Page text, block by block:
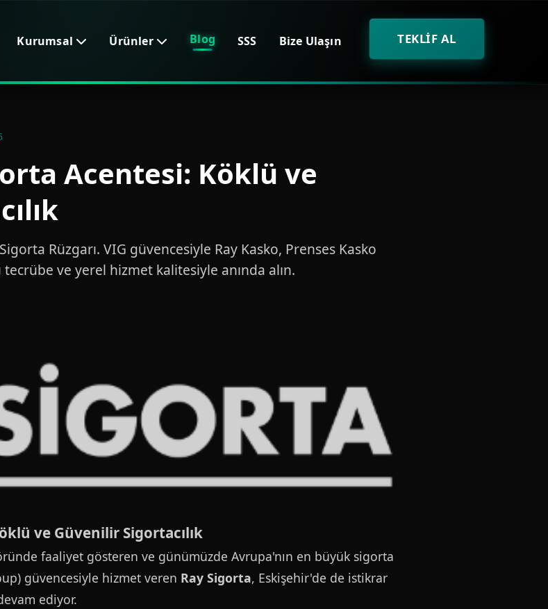
Kurumsal Ürünler Blog SSS Bize Ulaşın TEKLİF AL
Acentesi: Köklü ve
Rüzgarı. VIG güvencesiyle Ray Kasko, Prenses Kasko
ve yerel hizmet kalitesiyle anında alın.
ve Güvenilir Sigortacılık
faaliyet gösteren ve günümüzde Avrupa'nın en büyük sigorta
güvencesiyle hizmet veren Ray Sigorta, Eskişehir'de de istikrar
ediyor.